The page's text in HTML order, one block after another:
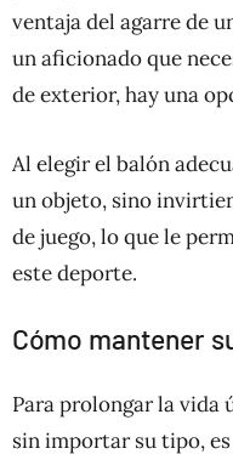
ventaja del agarre de
un aficionado que
de exterior, hay una
Al elegir el balón
un objeto, sino
de juego, lo que le
este deporte.
Cómo mantener
Para prolongar la vida
sin importar su tipo,